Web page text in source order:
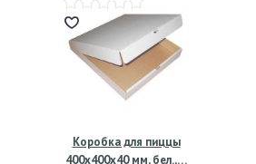
Коробка для пиццы
400х400х40 мм, бел.,…